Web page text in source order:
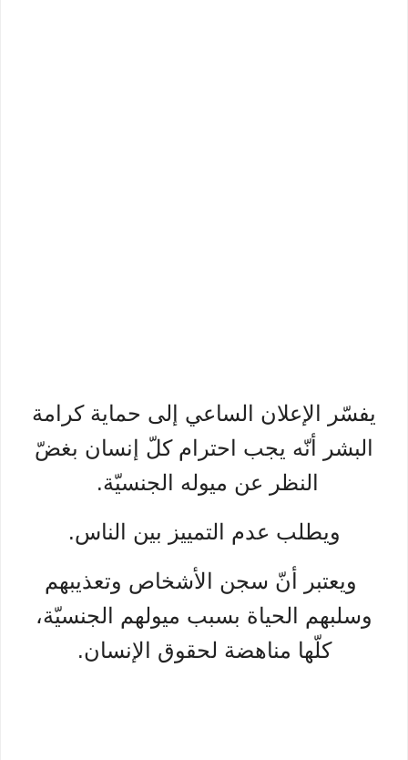
يفسّر الإعلان الساعي إلى حماية كرامة
البشر أنّه يجب احترام كلّ إنسان بغضّ
النظر عن ميوله الجنسيّة.
ويطلب عدم التمييز بين الناس.
ويعتبر أنّ سجن الأشخاص وتعذيبهم
وسلبهم الحياة بسبب ميولهم الجنسيّة،
كلّها مناهضة لحقوق الإنسان.